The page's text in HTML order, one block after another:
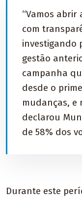
“Vamos
com
investigando
gestão
campanha
desde o
mudanças, e
declarou
de 58% dos
Durante este